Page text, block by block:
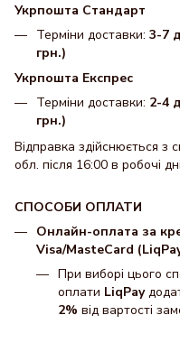
Укрпошта Стандарт
Терміни доставки: 3-7
грн.)
Укрпошта Експрес
Терміни доставки: 2-4
грн.)
Відправка здійснюється з
обл. після 16:00 в робочі дні
СПОСОБИ ОПЛАТИ
Онлайн-оплата за
Visa/MasteCard
При виборі цього
оплати LiqPay
2% від вартості